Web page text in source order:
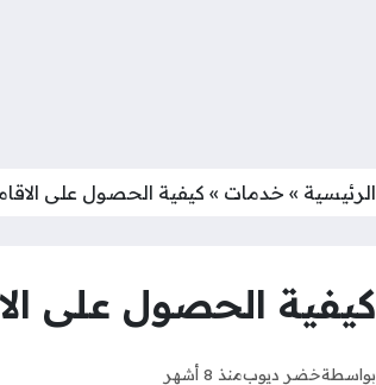
الرئيسية » خدمات » كيفية الحصول على
كيفية الحصول على
بواسطةخضر ديوبمنذ 8 أشهر